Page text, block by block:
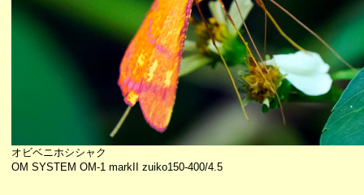
オビベニホシシャク
OM SYSTEM OM-1 markII zuiko150-400/4.5